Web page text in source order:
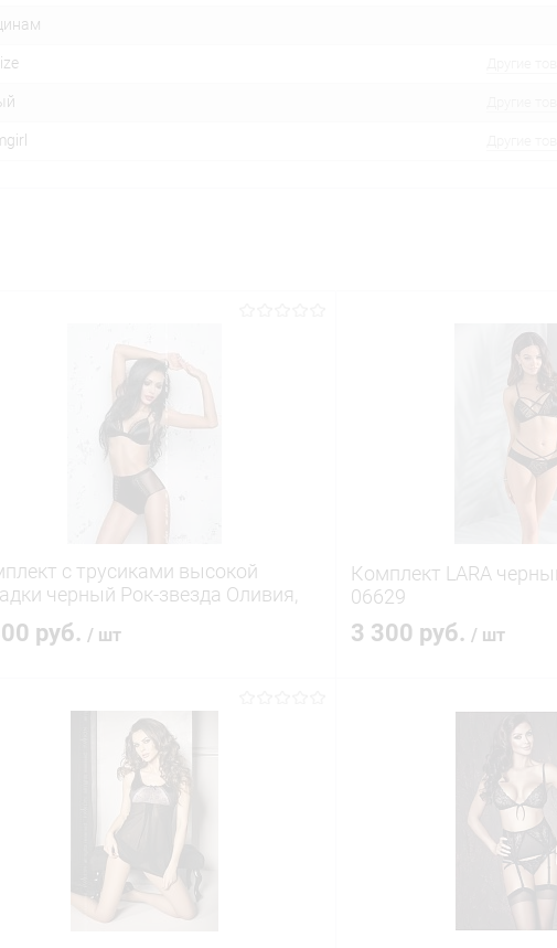
с трусиками высокой
черный Рок-звезда Оливия,
руб. / шт
В корзину
Комплект LARA
06629
3 300 руб. / шт
В